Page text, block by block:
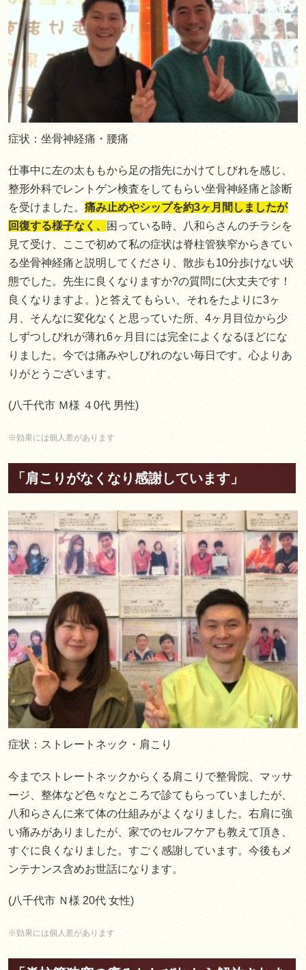
症状：坐骨神経痛・腰痛
仕事中に左の太ももから足の指先にかけてしびれを感じ、
整形外科でレントゲン検査をしてもらい坐骨神経痛と診断
を受けました。 痛み止めやシップを約3ヶ月間しましたが
回復する様子なく、
困っている時、八和らさんのチラシを
見て受け、ここで初めて私の症状は脊柱管狭窄からきてい
る坐骨神経痛と説明してくださり、散歩も10分歩けない状
態でした。先生に良くなりますか?の質問に(大丈夫です！
良くなりますよ。)と答えてもらい、それをたよりに3ヶ
月、そんなに変化なくと思っていた所、4ヶ月目位から少
しずつしびれが薄れ6ヶ月目には完全によくなるほどにな
りました。今では痛みやしびれのない毎日です。心よりあ
りがとうございます。
(八千代市 Ｍ様 ４0代 男性)
※効果には個人差があります
「肩こりがなくなり感謝しています」
症状：ストレートネック・肩こり
今までストレートネックからくる肩こりで整骨院、マッサ
ージ、整体など色々なところで診てもらっていましたが、
八和らさんに来て体の仕組みがよくなりました。右肩に強
い痛みがありましたが、家でのセルフケアも教えて頂き、
すぐに良くなりました。すごく感謝しています。今後もメ
ンテナンス含めお世話になります。
(八千代市 Ｎ様 20代 女性)
※効果には個人差があります